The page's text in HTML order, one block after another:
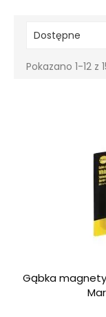
Dostępne
Pokazano 1-12 z
Gąbka